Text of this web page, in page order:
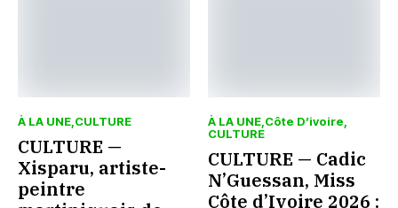
À LA UNE CULTURE
CULTURE —
Xisparu, artiste-
peintre
À LA UNE Côte D’ivoire
CULTURE
CULTURE — Cadic
N’Guessan, Miss
Côte d’Ivoire 2026 :